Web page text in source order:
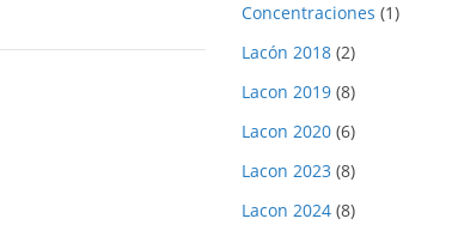
Concentraciones (1)
Lacón 2018 (2)
Lacon 2019 (8)
Lacon 2020 (6)
Lacon 2023 (8)
Lacon 2024 (8)